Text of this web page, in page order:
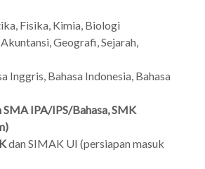
Fisika, Kimia, Biologi
Geografi, Sejarah,
Inggris, Bahasa Indonesia, Bahasa
SMA IPA/IPS/Bahasa, SMK
dan SIMAK UI (persiapan masuk